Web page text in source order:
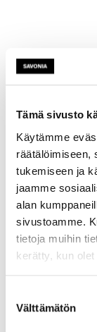
Tämä sivusto
Käytämme
räätälöimiseen,
tukemiseen ja
jaamme
alan
sivustoamme.
tietoja muihin
kerätty, kun
valinta
Välttämätön